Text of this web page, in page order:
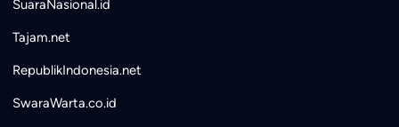
SuaraNasional.id
Tajam.net
RepublikIndonesia.net
SwaraWarta.co.id